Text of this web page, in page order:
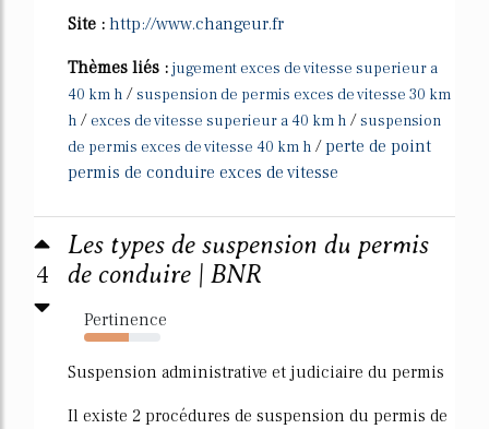
Site : http://www.changeur.fr
Thèmes liés : jugement exces de vitesse superieur a
40 km h /suspension de permis exces de vitesse 30 km
h / exces de vitesse superieur a 40 km h /suspension
de permis exces de vitesse 40 km h /perte de point
permis de conduire exces de vitesse
4
Les types de suspension du permis
de conduire | BNR
Pertinence
59%
Suspension administrative et judiciaire du permis
Il existe 2 procédures de suspension du permis de